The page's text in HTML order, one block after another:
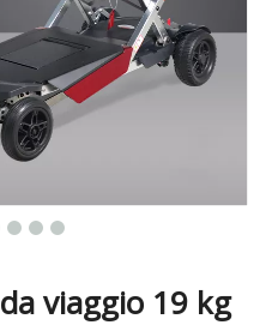
viaggio 19 kg